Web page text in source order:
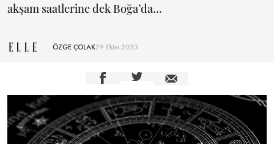
akşam saatlerine dek Boğa’da...
ÖZGE ÇOLAK29 Ekim 2023